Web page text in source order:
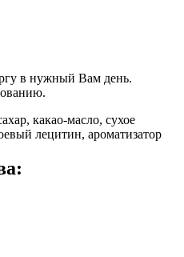
в нужный Вам день.
какао-масло, сухое
лецитин, ароматизатор